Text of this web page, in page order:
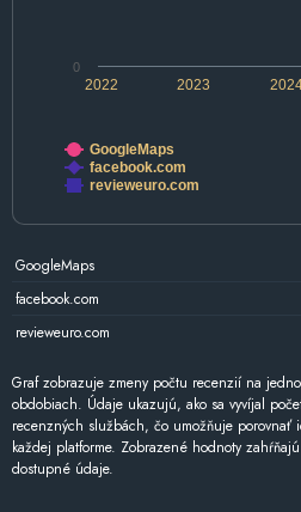
2022 2023
0
GoogleMaps
facebook.com
revieweuro.com
GoogleMaps
facebook.com
revieweuro.com
Graf zobrazuje zmeny počtu recenzií na
obdobiach. Údaje ukazujú, ako sa vyvíjal
recenzných službách, čo umožňuje porovnať
každej platforme. Zobrazené hodnoty
dostupné údaje.